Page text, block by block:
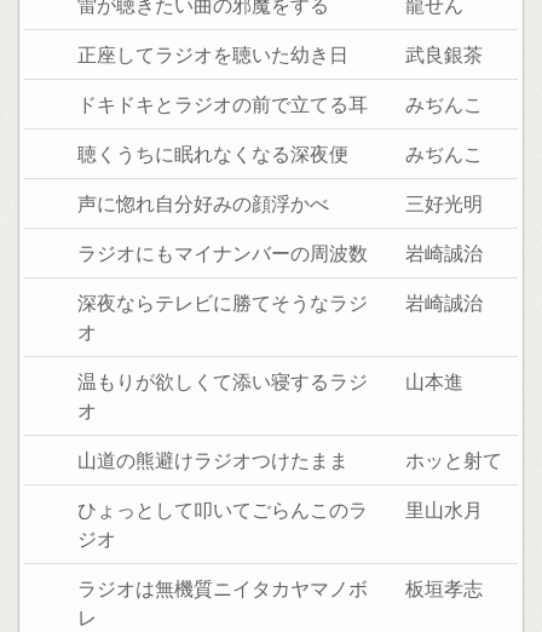
正座してラジオを聴いた幼き日
武良銀茶
ドキドキとラジオの前で立てる耳
みぢんこ
聴くうちに眠れなくなる深夜便
みぢんこ
声に惚れ自分好みの顔浮かべ
三好光明
ラジオにもマイナンバーの周波数
岩崎誠治
深夜ならテレビに勝てそうなラジ
オ
岩崎誠治
温もりが欲しくて添い寝するラジ
オ
山本進
山道の熊避けラジオつけたまま
ホッと射て
ひょっとして叩いてごらんこのラ
ジオ
里山水月
ラジオは無機質ニイタカヤマノボ
レ
板垣孝志